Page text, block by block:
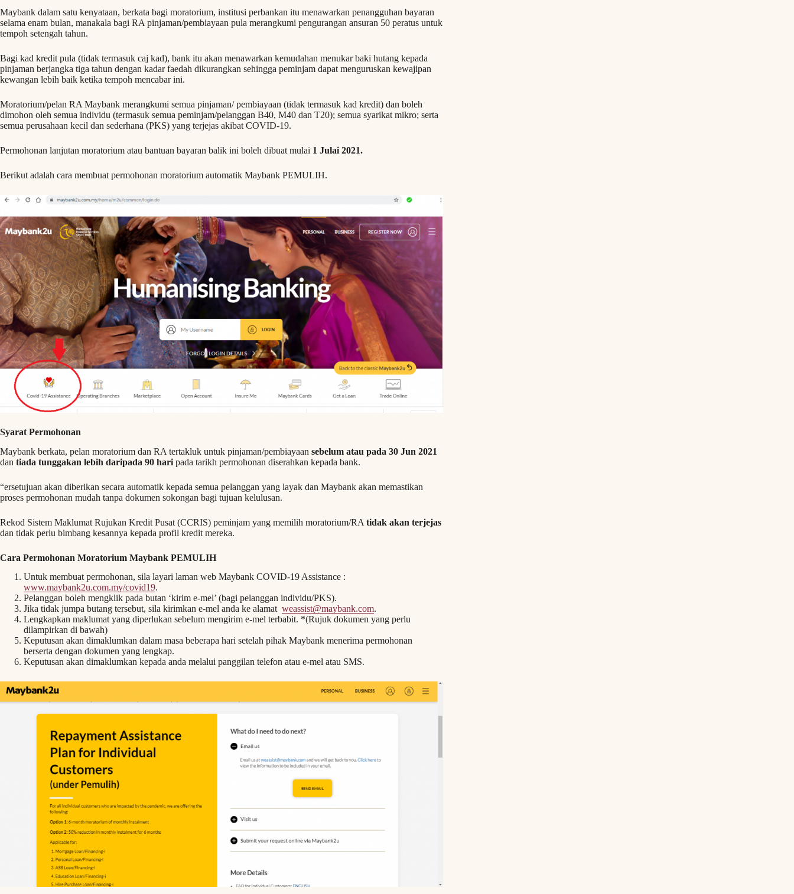
Maybank dalam satu kenyataan, berkata bagi moratorium, institusi perbankan itu menawarkan penangguhan bayaran
selama enam bulan, manakala bagi RA pinjaman/pembiayaan pula merangkumi pengurangan ansuran 50 peratus untuk
tempoh setengah tahun.
Bagi kad kredit pula (tidak termasuk caj kad), bank itu akan menawarkan kemudahan menukar baki hutang kepada
pinjaman berjangka tiga tahun dengan kadar faedah dikurangkan sehingga peminjam dapat menguruskan kewajipan
kewangan lebih baik ketika tempoh mencabar ini.
Moratorium/pelan RA Maybank merangkumi semua pinjaman/ pembiayaan (tidak termasuk kad kredit) dan boleh
dimohon oleh semua individu (termasuk semua peminjam/pelanggan B40, M40 dan T20); semua syarikat mikro; serta
semua perusahaan kecil dan sederhana (PKS) yang terjejas akibat COVID-19.
Permohonan lanjutan moratorium atau bantuan bayaran balik ini boleh dibuat mulai 1 Julai 2021.
Berikut adalah cara membuat permohonan moratorium automatik Maybank PEMULIH.
Syarat Permohonan
Maybank berkata, pelan moratorium dan RA tertakluk untuk pinjaman/pembiayaan sebelum atau pada 30 Jun 2021
dan tiada tunggakan lebih daripada 90 hari pada tarikh permohonan diserahkan kepada bank.
“ersetujuan akan diberikan secara automatik kepada semua pelanggan yang layak dan Maybank akan memastikan
proses permohonan mudah tanpa dokumen sokongan bagi tujuan kelulusan.
Rekod Sistem Maklumat Rujukan Kredit Pusat (CCRIS) peminjam yang memilih moratorium/RA tidak akan terjejas
dan tidak perlu bimbang kesannya kepada profil kredit mereka.
Cara Permohonan Moratorium Maybank PEMULIH
Untuk membuat permohonan, sila layari laman web Maybank COVID-19 Assistance :
www.maybank2u.com.my/covid19.
Pelanggan boleh mengklik pada butan ‘kirim e-mel’ (bagi pelanggan individu/PKS).
Jika tidak jumpa butang tersebut, sila kirimkan e-mel anda ke alamat weassist@maybank.com.
Lengkapkan maklumat yang diperlukan sebelum mengirim e-mel terbabit. *(Rujuk dokumen yang perlu
dilampirkan di bawah)
Keputusan akan dimaklumkan dalam masa beberapa hari setelah pihak Maybank menerima permohonan
berserta dengan dokumen yang lengkap.
Keputusan akan dimaklumkan kepada anda melalui panggilan telefon atau e-mel atau SMS.